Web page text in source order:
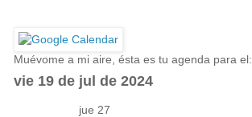
Muévome a mi aire, ésta es tu agenda para el:
vie 19 de jul de 2024
jue 27